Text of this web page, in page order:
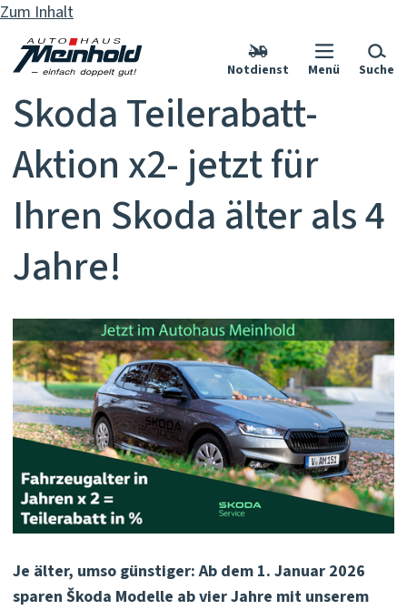
Zum Inhalt
Notdienst Menü Suche
Skoda Teilerabatt-
Aktion x2- jetzt für
Ihren Skoda älter als 4
Jahre!
Je älter, umso günstiger: Ab dem 1. Januar 2026
sparen Škoda Modelle ab vier Jahre mit unserem